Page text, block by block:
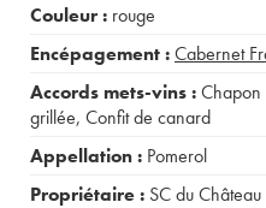
Couleur : rouge
Encépagement :Cabernet
Accords mets-vins :
grillée, Confit de canard
Appellation : Pomerol
Propriétaire : SC du